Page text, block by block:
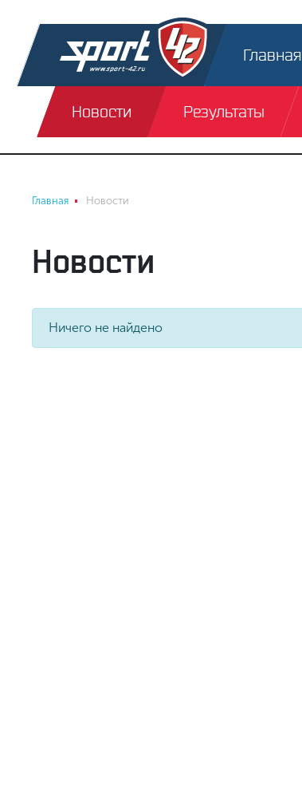
Главная
Новости Результаты
Главная Новости
Новости
Ничего не найдено